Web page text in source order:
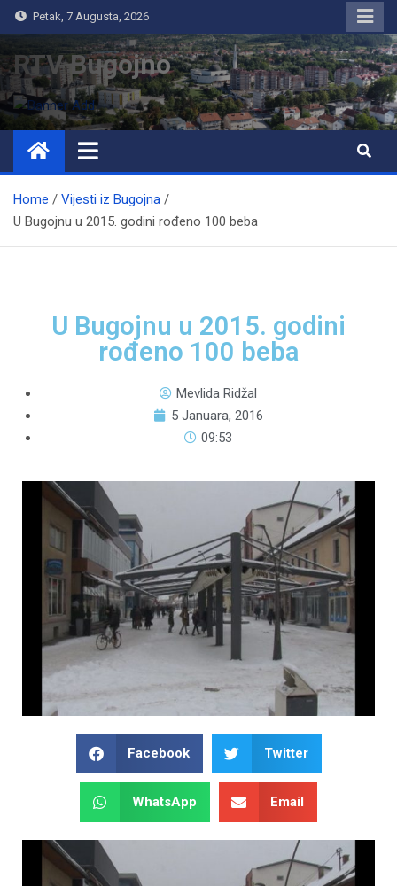
Petak, 7 Augusta, 2026
RTV Bugojno
Home
Vijesti iz Bugojna
U Bugojnu u 2015. godini rođeno 100 beba
U Bugojnu u 2015. godini
rođeno 100 beba
Mevlida Ridžal
5 Januara, 2016
09:53
Facebook Twitter
WhatsApp Email